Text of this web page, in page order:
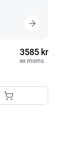
3585 kr
ex moms